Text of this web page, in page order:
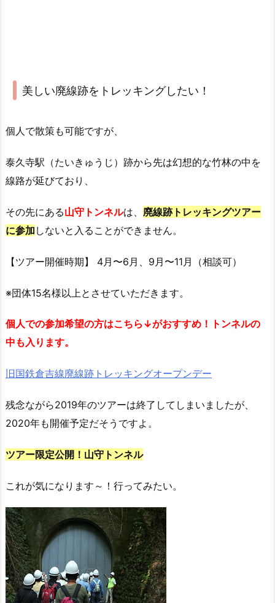
美しい廃線跡をトレッキングしたい！
個人で散策も可能ですが、
泰久寺駅（たいきゅうじ）跡から先は幻想的な竹林の中を
線路が延びており、
その先にある山守トンネルは、 廃線跡トレッキングツアー
に参加 しないと入ることができません。
【ツアー開催時期】 4月〜6月、9月〜11月（相談可）
※団体15名様以上とさせていただきます。
個人での参加希望の方はこちら↓がおすすめ！トンネルの
中も入ります。
旧国鉄倉吉線廃線跡トレッキングオープンデー
残念ながら2019年のツアーは終了してしまいましたが、
2020年も開催予定だそうですよ。
ツアー限定公開！山守トンネル
これが気になります～！行ってみたい。